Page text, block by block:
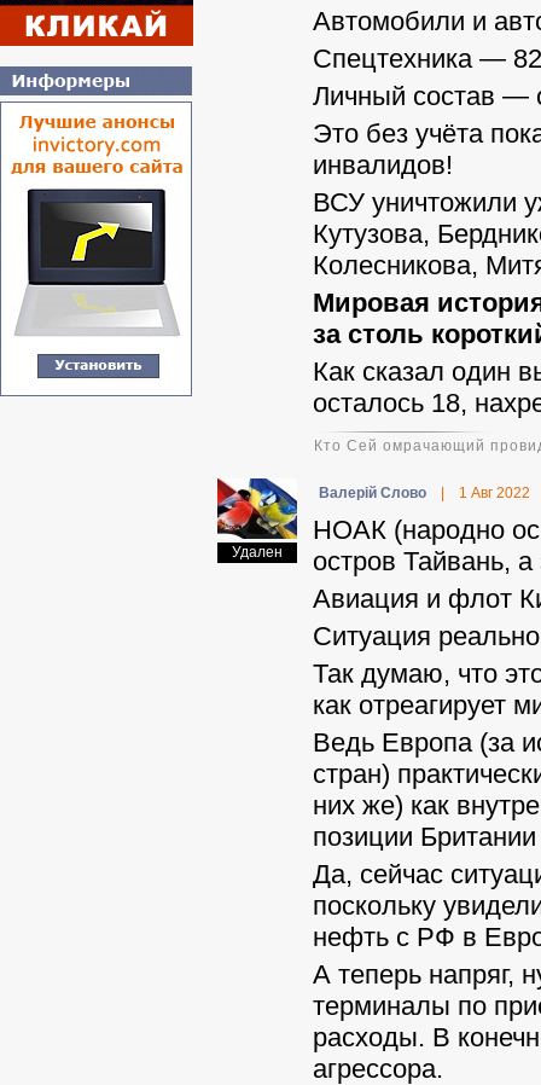
Автомобили и
Спецтехника — 82
Личный состав —
Это без учёта
инвалидов!
ВСУ уничтожили
Кутузова,
Колесникова,
Мировая
за столь
Как сказал один
осталось 18,
Кто Сей омрачающий
Удален
Валерій Слово 1 Авг 2022
НОАК (народно
остров Тайвань,
Авиация и флот
Ситуация
Так думаю, что
как отреагирует
Ведь Европа (за
стран)
них же) как
позиции
Да, сейчас
поскольку
нефть с РФ в
А теперь напряг,
терминалы по
расходы. В
агрессора.